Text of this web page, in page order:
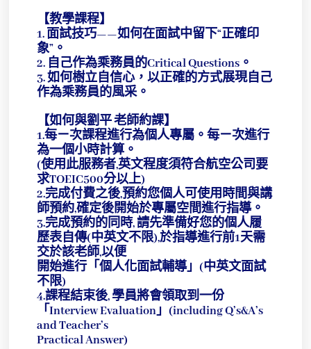
【教學課程】
1. 面試技巧——如何在面試中留下“正確印
象”。
2. 自己作為乘務員的Critical Questions。
3. 如何樹立自信心，以正確的方式展現自己
作為乘務員的風采。
【如何與劉平 老師約課】
1.每ㄧ次課程進行為個人專屬。每ㄧ次進行
為一個小時計算。
(使用此服務者,英文程度須符合航空公司要
求TOEIC500分以上)
2.完成付費之後,預約您個人可使用時間與講
師預約,確定後開始於專屬空間進行指導。
3.完成預約的同時, 請先準備好您的個人履
歷表自傳(中英文不限),於指導進行前1天需
交於該老師,以便
開始進行「個人化面試輔導」(中英文面試
不限)
4.課程結束後, 學員將會領取到一份
「Interview Evaluation」(including Q’s&A’s
and Teacher’s
Practical Answer)